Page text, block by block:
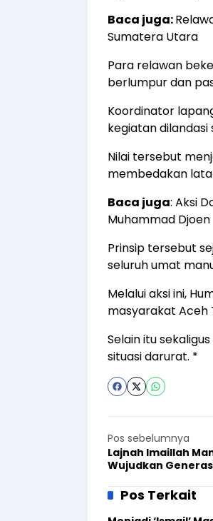
Baca juga:
Sumatera Utara
Para relawan
berlumpur dan
Koordinator
kegiatan
Nilai tersebut
membedakan
Baca juga: Aksi
Muhammad Djoen
Prinsip tersebut
seluruh umat
Melalui aksi ini,
masyarakat Aceh
Selain itu
situasi darurat. *
Pos sebelumnya
Lajnah Imaillah
Wujudkan
Pos Terkait